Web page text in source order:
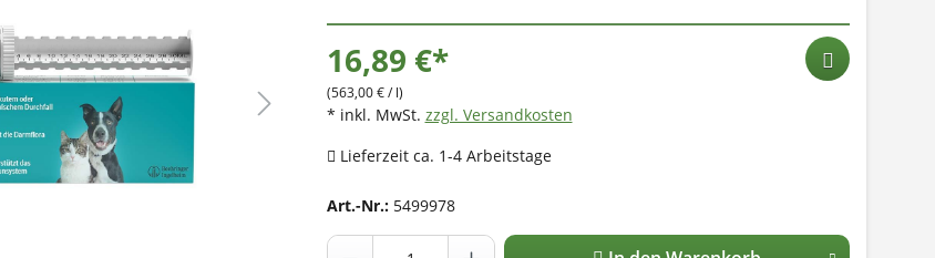
16,89 €*
(563,00 € / l)
* inkl. MwSt. zzgl. Versandkosten
Lieferzeit ca. 1-4 Arbeitstage
Art.-Nr.: 5499978